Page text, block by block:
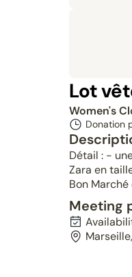
Lot
Women's
Donation
Détail : -
Zara en
Bon
Meeting